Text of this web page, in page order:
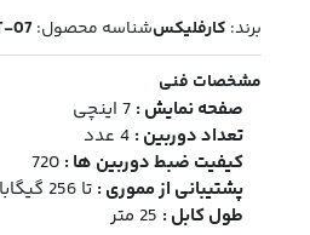
برند: کارفلیکسشناسه محصول:07
مشخصات فنی
صفحه نمایش : 7 اینچی
تعداد دوربین : 4 عدد
کیفیت ضبط دوربین ها : 720
پشتیبانی از مموری : تا 256 گیگابایت
طول کابل : 25 متر